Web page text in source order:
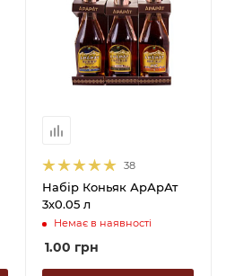
38
Набір Коньяк АрАрАт
3х0.05 л
Немає в наявності
1.00 грн